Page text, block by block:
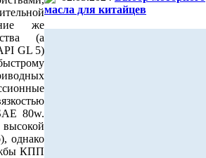
же
(а
GL 5)
80w.
однако
КПП
масла для китайцев